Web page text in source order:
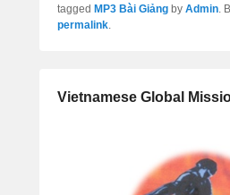
tagged MP3 Bài Giảng by Admin.
permalink.
Vietnamese Global